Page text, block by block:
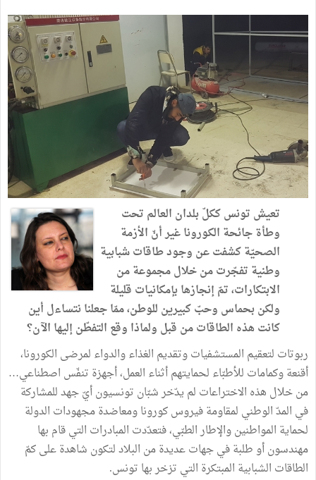
تعيش تونس ككلّ بلدان العالم تحت
وطأة جائحة الكورونا غير أنّ الأزمة
الصحيّة كشفت عن وجود طاقات شبابية
وطنية تفجّرت من خلال مجموعة من
الابتكارات، تمّ إنجازها بإمكانيات قليلة
ولكن بحماس وحبّ كبيرين للوطن، ممّا جعلنا نتساءل أين
كانت هذه الطاقات من قبل ولماذا وقع التفطّن إليها الآن؟
ربوتات لتعقيم المستشفيات وتقديم الغذاء والدواء لمرضى الكورونا،
أقنعة وكمامات للأطبّاء لحمايتهم أثناء العمل، أجهزة تنفّس اصطناعي…
من خلال هذه الاختراعات لم يدّخر شبّان تونسيون أيّ جهد للمشاركة
في المدّ الوطني لمقاومة فيروس كورونا ومعاضدة مجهودات الدولة
لحماية المواطنين والإطار الطبّي، فتعدّدت المبادرات التي قام بها
مهندسون أو طلبة في جهات عديدة من البلاد لتكون شاهدة على كمّ
الطاقات الشبابية المبتكرة التي تزخر بها تونس.